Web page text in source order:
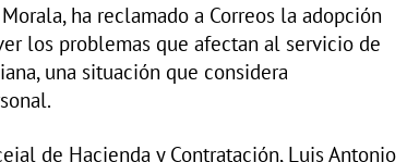
ha reclamado a Correos la adopción
los problemas que afectan al servicio de
una situación que considera
de Hacienda y Contratación, Luis Antonio